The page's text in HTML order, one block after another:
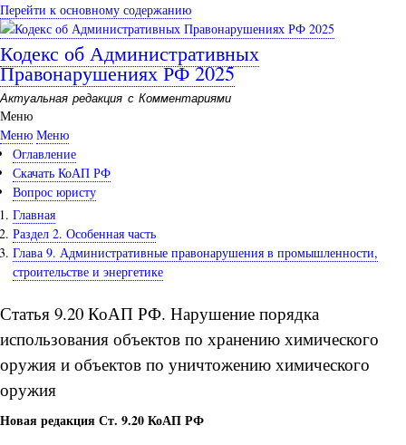
Перейти к основному содержанию
Кодекс об Административных
Правонарушениях РФ 2025
Актуальная редакция с Комментариями
Меню
Меню Меню
Оглавление
Скачать КоАП РФ
Вопрос юристу
Главная
Раздел 2. Особенная часть
Глава 9. Административные правонарушения в промышленности,
строительстве и энергетике
Статья 9.20 КоАП РФ. Нарушение порядка
использования объектов по хранению химического
оружия и объектов по уничтожению химического
оружия
Новая редакция Ст. 9.20 КоАП РФ